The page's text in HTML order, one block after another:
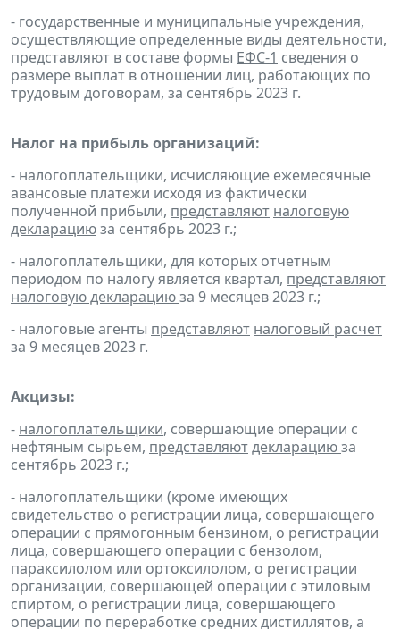
- государственные и муниципальные учреждения,
осуществляющие определенные виды деятельности,
представляют в составе формы ЕФС-1 сведения о
размере выплат в отношении лиц, работающих по
трудовым договорам, за сентябрь 2023 г.
Налог на прибыль организаций:
- налогоплательщики, исчисляющие ежемесячные
авансовые платежи исходя из фактически
полученной прибыли, представляют налоговую
декларациюза сентябрь 2023 г.;
- налогоплательщики, для которых отчетным
периодом по налогу является квартал, представляют
налоговую декларациюза 9 месяцев 2023 г.;
- налоговые агенты представляют налоговый расчет
за 9 месяцев 2023 г.
Акцизы:
- налогоплательщики, совершающие операции с
нефтяным сырьем, представляютдекларациюза
сентябрь 2023 г.;
- налогоплательщики (кроме имеющих
свидетельство о регистрации лица, совершающего
операции с прямогонным бензином, о регистрации
лица, совершающего операции с бензолом,
параксилолом или ортоксилолом, о регистрации
организации, совершающей операции с этиловым
спиртом, о регистрации лица, совершающего
операции по переработке средних дистиллятов, а